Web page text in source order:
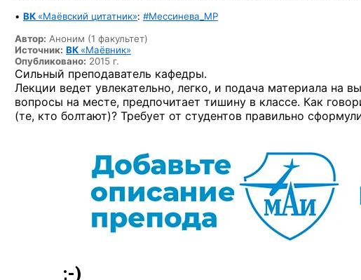
• ВК «Маёвский цитатник»: #Мессинева_MP
Автор: Аноним (1 факультет)
Источник: ВК «Маёвник»
Опубликовано: 2015 г.
Сильный преподаватель кафедры.
Лекции ведет увлекательно, легко, и подача материала на
вопросы на месте, предпочитает тишину в классе. Как
(те, кто болтают)? Требует от студентов правильно